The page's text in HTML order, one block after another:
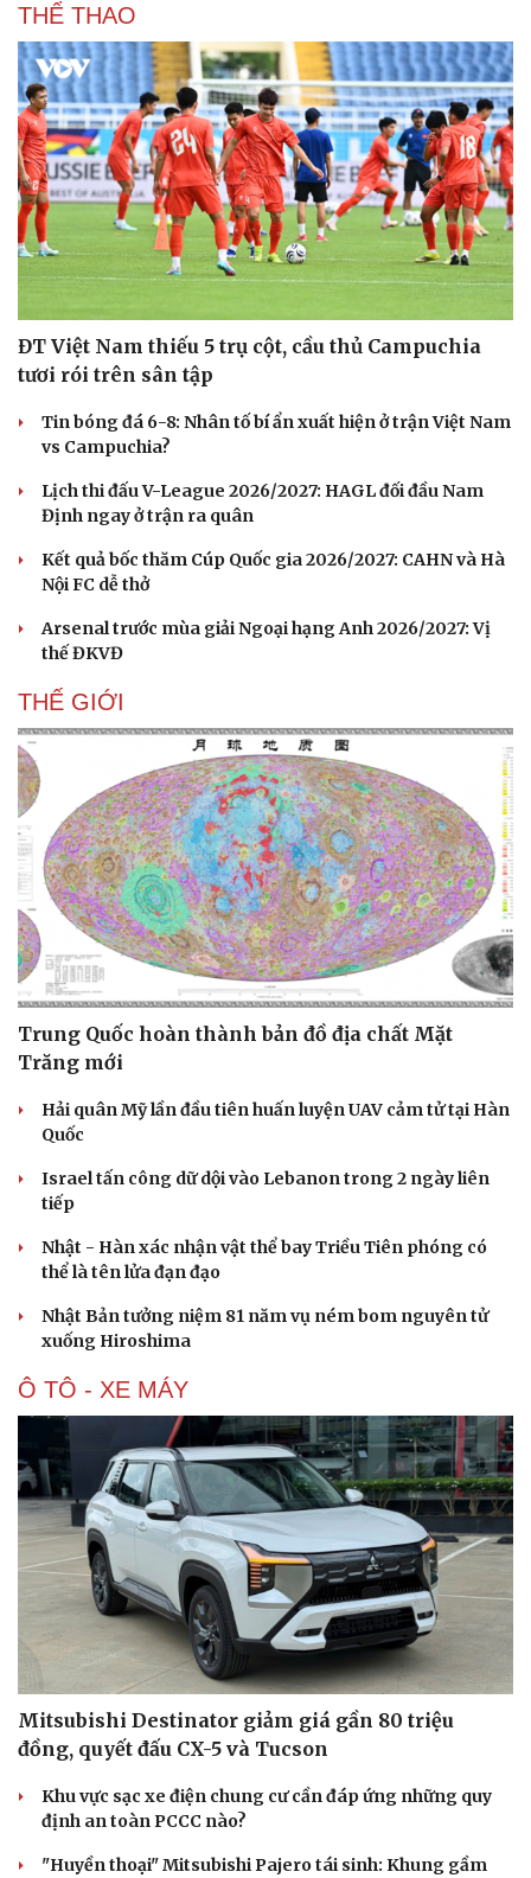
Du lịch
Tư vấn
Săn Tour
check-in
Podcast
Câu chuyện thời sự
Đọc truyện đêm khuya
Cửa sổ tình yêu
THỂ THAO
ĐT Việt Nam thiếu 5 trụ cột, cầu thủ Campuchia
tươi rói trên sân tập
Tin bóng đá 6-8: Nhân tố bí ẩn xuất hiện ở trận Việt Nam
vs Campuchia?
Lịch thi đấu V-League 2026/2027: HAGL đối đầu Nam
Định ngay ở trận ra quân
Kết quả bốc thăm Cúp Quốc gia 2026/2027: CAHN và Hà
Nội FC dễ thở
Arsenal trước mùa giải Ngoại hạng Anh 2026/2027: Vị
thế ĐKVĐ
THẾ GIỚI
Trung Quốc hoàn thành bản đồ địa chất Mặt
Trăng mới
Hải quân Mỹ lần đầu tiên huấn luyện UAV cảm tử tại Hàn
Quốc
Israel tấn công dữ dội vào Lebanon trong 2 ngày liên
tiếp
Nhật - Hàn xác nhận vật thể bay Triều Tiên phóng có
thể là tên lửa đạn đạo
Nhật Bản tưởng niệm 81 năm vụ ném bom nguyên tử
xuống Hiroshima
Ô TÔ - XE MÁY
Mitsubishi Destinator giảm giá gần 80 triệu
đồng, quyết đấu CX-5 và Tucson
Khu vực sạc xe điện chung cư cần đáp ứng những quy
định an toàn PCCC nào?
"Huyền thoại" Mitsubishi Pajero tái sinh: Khung gầm